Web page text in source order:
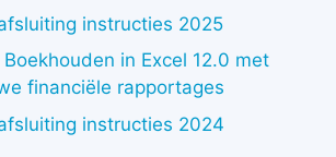
instructies 2025
Boekhouden in Excel 12.0 met
financiële rapportages
instructies 2024